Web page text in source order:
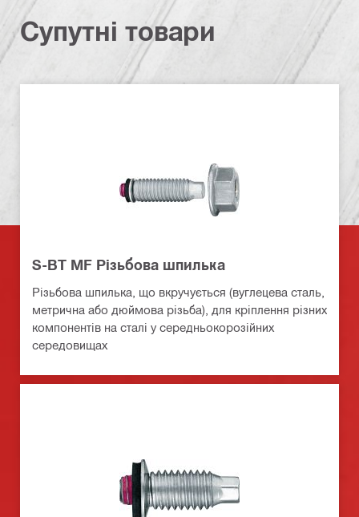
Супутні товари
S-BT MF Різьбова шпилька
Різьбова шпилька, що вкручується (вуглецева сталь,
метрична або дюймова різьба), для кріплення різних
компонентів на сталі у середньокорозійних
середовищах